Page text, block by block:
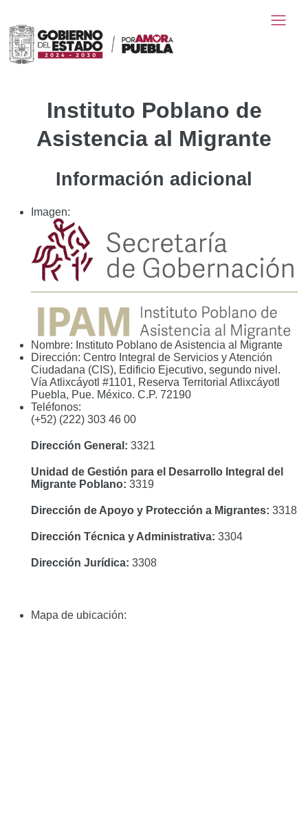
Instituto Poblano de
Asistencia al Migrante
Información adicional
Imagen:
Nombre: Instituto Poblano de Asistencia al Migrante
Dirección: Centro Integral de Servicios y Atención
Ciudadana (CIS), Edificio Ejecutivo, segundo nivel.
Vía Atlixcáyotl #1101, Reserva Territorial Atlixcáyotl
Puebla, Pue. México. C.P. 72190
Teléfonos:
(+52) (222) 303 46 00
Dirección General: 3321
Unidad de Gestión para el Desarrollo Integral del
Migrante Poblano: 3319
Dirección de Apoyo y Protección a Migrantes: 3318
Dirección Técnica y Administrativa: 3304
Dirección Jurídica: 3308
Mapa de ubicación: